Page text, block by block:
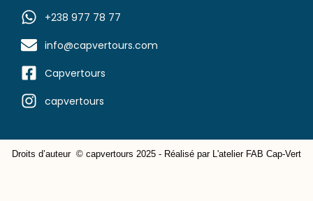
+238 977 78 77
info@capvertours.com
Capvertours
capvertours
Droits d’auteur © capvertours 2025 - Réalisé par L'atelier FAB Cap-Vert